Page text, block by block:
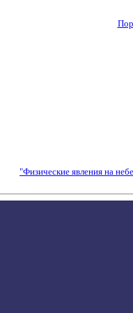
"Физические явления на